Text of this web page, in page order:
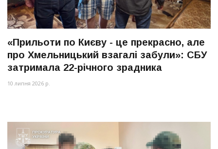
«Прильоти по Києву - це прекрасно, але
про Хмельницький взагалі забули»: СБУ
затримала 22-річного зрадника
10 липня 2026 р.